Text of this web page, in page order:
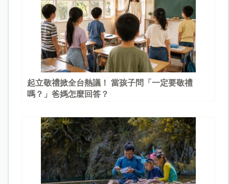
起立敬禮掀全台熱議！ 當孩子問「一定要敬禮
嗎？」爸媽怎麼回答？